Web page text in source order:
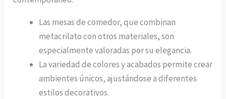
Las mesas de comedor, que combinan
metacrilato con otros materiales, son
especialmente valoradas por su elegancia.
La variedad de colores y acabados permite crear
ambientes únicos, ajustándose a diferentes
estilos decorativos.